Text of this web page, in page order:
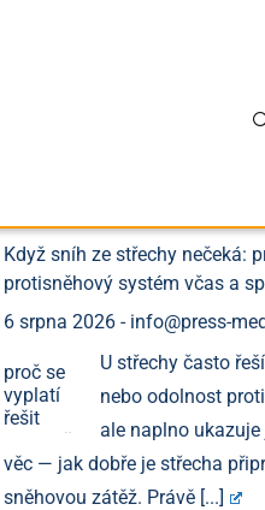
Když sníh ze střechy nečeká:
protisněhový systém včas a
6 srpna 2026 - info@press-
U střechy často
nebo odolnost
ale naplno
věc — jak dobře je střecha
sněhovou zátěž. Právě [...]